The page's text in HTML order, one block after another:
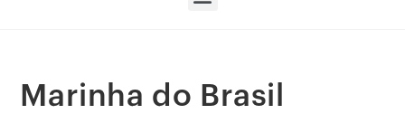
Marinha do Brasil